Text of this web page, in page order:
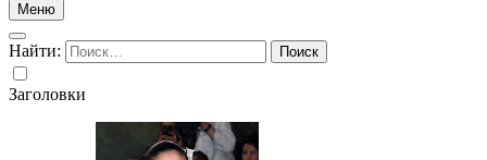
Меню
Найти:
Заголовки